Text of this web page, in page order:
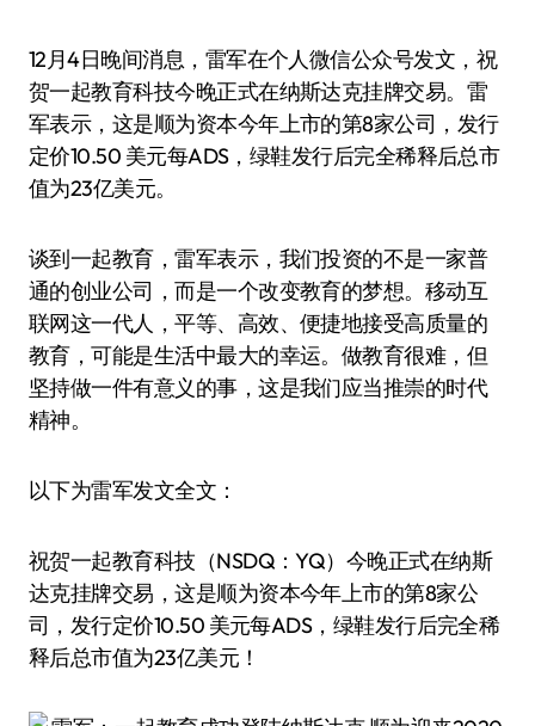
12月4日晚间消息，雷军在个人微信公众号发文，祝
贺一起教育科技今晚正式在纳斯达克挂牌交易。雷
军表示，这是顺为资本今年上市的第8家公司，发行
定价10.50 美元每ADS，绿鞋发行后完全稀释后总市
值为23亿美元。
谈到一起教育，雷军表示，我们投资的不是一家普
通的创业公司，而是一个改变教育的梦想。移动互
联网这一代人，平等、高效、便捷地接受高质量的
教育，可能是生活中最大的幸运。做教育很难，但
坚持做一件有意义的事，这是我们应当推崇的时代
精神。
以下为雷军发文全文：
祝贺一起教育科技（NSDQ：YQ）今晚正式在纳斯
达克挂牌交易，这是顺为资本今年上市的第8家公
司，发行定价10.50 美元每ADS，绿鞋发行后完全稀
释后总市值为23亿美元！